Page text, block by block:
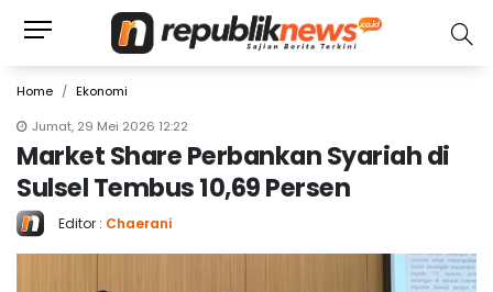
Home
Ekonomi
Jumat, 29 Mei 2026 12:22
Market Share Perbankan Syariah di
Sulsel Tembus 10,69 Persen
Editor : Chaerani